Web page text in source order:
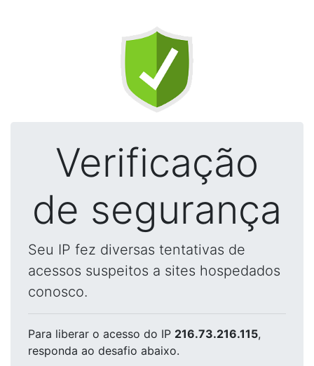
Verificação
de segurança
Seu IP fez diversas tentativas de
acessos suspeitos a sites hospedados
conosco.
Para liberar o acesso do IP 216.73.216.115,
responda ao desafio abaixo.